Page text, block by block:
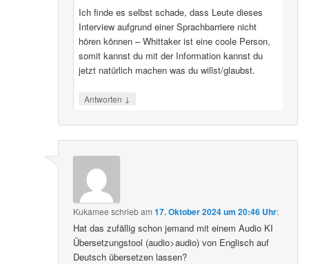
Ich finde es selbst schade, dass Leute dieses
Interview aufgrund einer Sprachbarriere nicht
hören können – Whittaker ist eine coole Person,
somit kannst du mit der Information kannst du
jetzt natürlich machen was du willst/glaubst.
Antworten ↓
Kukamee schriebam17. Oktober 2024 um 20:46 Uhr:
Hat das zufällig schon jemand mit einem Audio KI
Übersetzungstool (audio>audio) von Englisch auf
Deutsch übersetzen lassen?